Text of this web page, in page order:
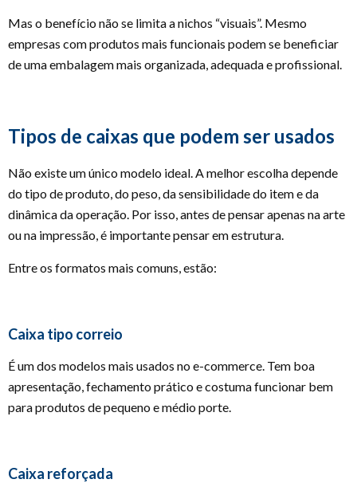
Mas o benefício não se limita a nichos “visuais”. Mesmo
empresas com produtos mais funcionais podem se beneficiar
de uma embalagem mais organizada, adequada e profissional.
Tipos de caixas que podem ser usados
Não existe um único modelo ideal. A melhor escolha depende
do tipo de produto, do peso, da sensibilidade do item e da
dinâmica da operação. Por isso, antes de pensar apenas na arte
ou na impressão, é importante pensar em estrutura.
Entre os formatos mais comuns, estão:
Caixa tipo correio
É um dos modelos mais usados no e-commerce. Tem boa
apresentação, fechamento prático e costuma funcionar bem
para produtos de pequeno e médio porte.
Caixa reforçada